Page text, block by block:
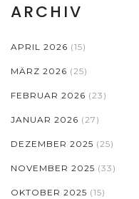
ARCHIV
APRIL 2026 (15)
MÄRZ 2026 (25)
FEBRUAR 2026 (23)
JANUAR 2026 (27)
DEZEMBER 2025 (25)
NOVEMBER 2025 (33)
OKTOBER 2025 (15)